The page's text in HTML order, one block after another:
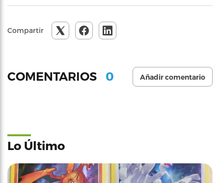
Compartir
COMENTARIOS 0 Añadir comentario
Lo Último